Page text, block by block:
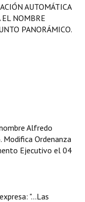
AUTOMÁTICA
NOMBRE
PANORÁMICO.
Alfredo
Modifica Ordenanza
Ejecutivo el 04
"...Las